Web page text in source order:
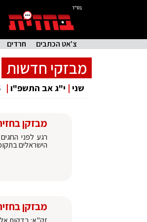
בס"ד
צ'אט הכתבים חרדים
מבזקי חדשות
שני | י"ג אב התשפ"ו |
מבזקן
רגע לפני
הישראלים בתקופת
מבזקן